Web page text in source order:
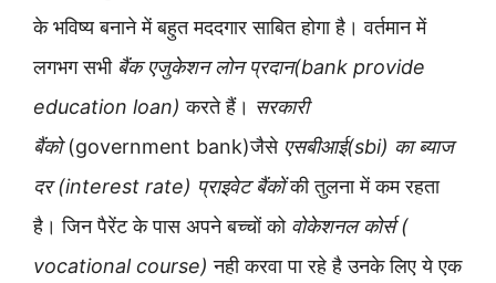
के भविष्य बनाने में बहुत मददगार साबित होगा है। वर्तमान में
लगभग सभी बैंक एजुकेशन लोन प्रदान(bank provide
education loan) करते हैं। सरकारी
बैंको(government bank)जैसे एसबीआई(sbi) का ब्याज
दर (interest rate) प्राइवेट बैंकोंकी तुलना में कम रहता
है। जिन पैरेंट के पास अपने बच्चों को वोकेशनल कोर्स (
vocational course) नही करवा पा रहे है उनके लिए ये एक